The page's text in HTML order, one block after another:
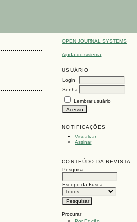
OPEN JOURNAL SYSTEMS
Ajuda do sistema
USUÁRIO
Login
Senha
Lembrar usuário
NOTIFICAÇÕES
Visualizar
Assinar
CONTEÚDO DA REVISTA
Pesquisa
Escopo da Busca
Procurar
Por Edição